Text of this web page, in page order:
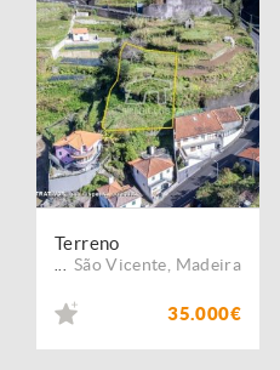
Terreno
São Vicente Madeira
35.000€